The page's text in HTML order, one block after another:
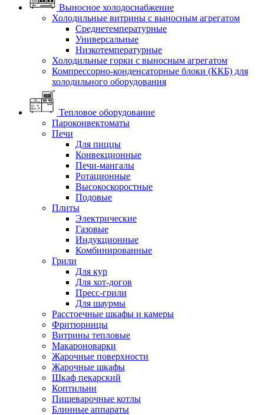
Выносное холодоснабжение
Холодильные витрины с выносным агрегатом
Среднетемпературные
Универсальные
Низкотемпературные
Холодильные горки с выносным агрегатом
Компрессорно-конденсаторные блоки (ККБ) для
холодильного оборудования
Тепловое оборудование
Пароконвектоматы
Печи
Для пиццы
Конвекционные
Печи-мангалы
Ротационные
Высокоскоростные
Подовые
Плиты
Электрические
Газовые
Индукционные
Комбинированные
Грили
Для кур
Для хот-догов
Пресс-грили
Для шаурмы
Расстоечные шкафы и камеры
Фритюрницы
Витрины тепловые
Макароноварки
Жарочные поверхности
Жарочные шкафы
Шкаф пекарский
Коптильни
Пищеварочные котлы
Блинные аппараты